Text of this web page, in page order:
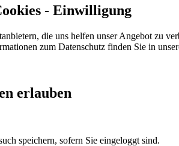
- Einwilligung
die uns helfen unser Angebot zu
zum Datenschutz finden Sie in
erlauben
speichern, sofern Sie eingeloggt sind.